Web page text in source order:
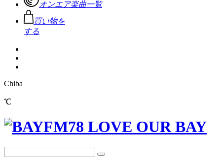
オンエア楽曲一覧
買い物を
する
Chiba
℃